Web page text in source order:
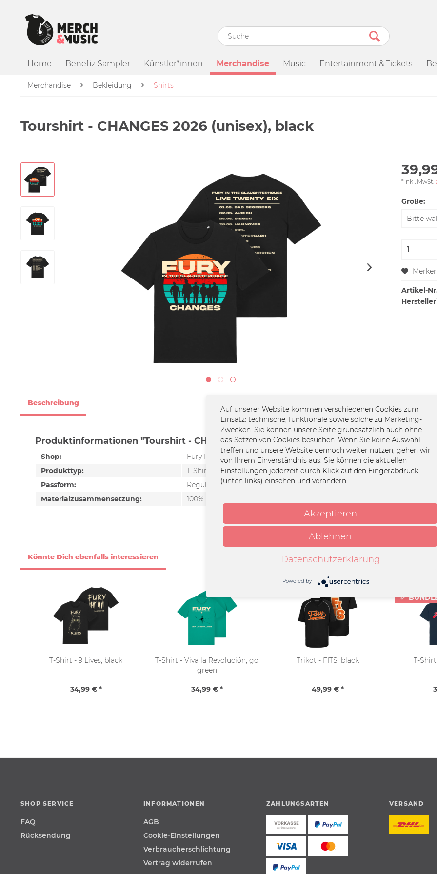
Home Benefiz Sampler Künstler*innen Merchandise Music Entertainment & Tickets
Merchandise Bekleidung Shirts
Tourshirt - CHANGES 2026 (unisex), black
*inkl. MwSt.
Größe:
Artikel-
Beschreibung
Produktinformationen "Tourshirt - CHANGES 2026 (unisex), black"
Shop:
Fury In The Slaughterhouse
Produkttyp:
T-Shirt
Passform:
Regular Fit, Unisex
Materialzusammensetzung:
100% Baumwolle
Könnte Dich ebenfalls interessieren
T-Shirt - 9 Lives, black
34,99 € *
T-Shirt - Viva la Revolución, go
green
34,99 € *
Trikot - FITS, black
49,99 € *
T-
SHOP SERVICE
FAQ
Rücksendung
INFORMATIONEN
AGB
Cookie-Einstellungen
Verbraucherschlichtung
Vertrag widerrufen
ZAHLUNGSARTEN VERSAND
Auf unserer Website kommen verschiedenen Cookies zum
Einsatz: technische, funktionale sowie solche zu Marketing-
Zwecken. Sie können unsere Seite grundsätzlich auch ohne
das Setzen von Cookies besuchen. Wenn Sie keine Auswahl
treffen und unsere Website dennoch weiter nutzen, gehen wir
von Ihrem Einverständnis aus. Sie können die aktuellen
Einstellungen jederzeit durch Klick auf den Fingerabdruck
(unten links) einsehen und verändern.
Akzeptieren
Ablehnen
Datenschutzerklärung
Powered by